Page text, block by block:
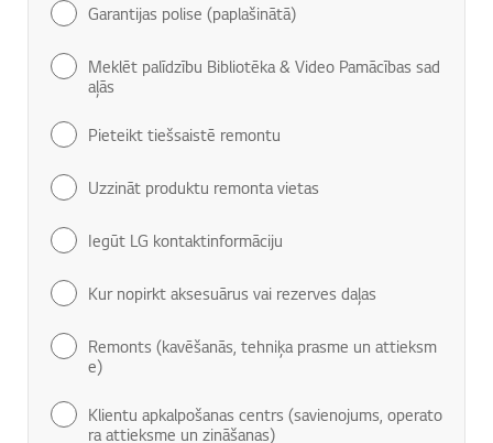
Garantijas polise (paplašinātā)
Meklēt palīdzību Bibliotēka & Video Pamācības sad
aļās
Pieteikt tiešsaistē remontu
Uzzināt produktu remonta vietas
Iegūt LG kontaktinformāciju
Kur nopirkt aksesuārus vai rezerves daļas
Remonts (kavēšanās, tehniķa prasme un attieksm
e)
Klientu apkalpošanas centrs (savienojums, operato
ra attieksme un zināšanas)